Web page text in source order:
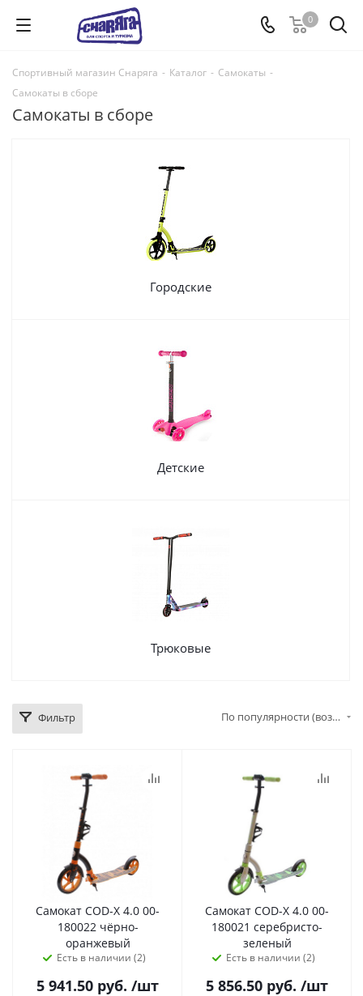
0
Спортивный магазин Снаряга - Каталог - Самокаты -
Самокаты в сборе
Самокаты в сборе
Городские
Детские
Трюковые
Фильтр По популярности (возрастание)
Самокат COD-X 4.0 00-
180022 чёрно-
оранжевый
Есть в наличии (2)
5 941.50 руб. /шт
Самокат COD-X 4.0 00-
180021 серебристо-
зеленый
Есть в наличии (2)
5 856.50 руб. /шт